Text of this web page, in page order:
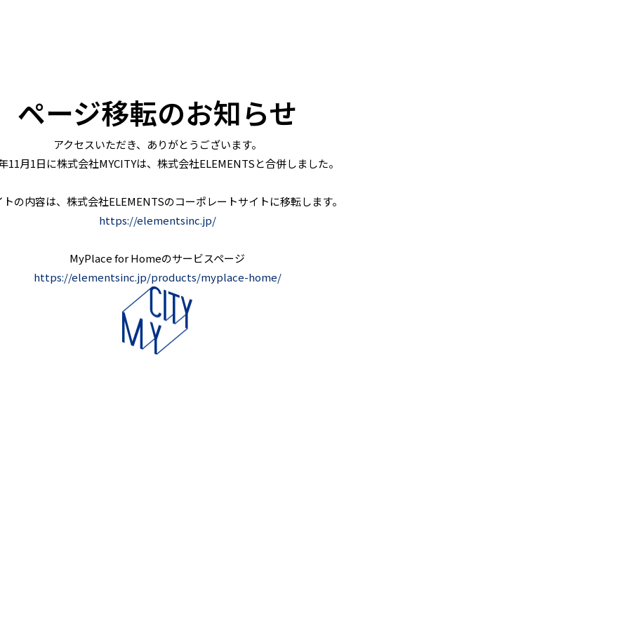
ページ移転のお知らせ
アクセスいただき、ありがとうございます。
11月1日に株式会社MYCITYは、株式会社ELEMENTSと合併しました。
の内容は、株式会社ELEMENTSのコーポレートサイトに移転します。
https://elementsinc.jp/
MyPlace for Homeのサービスページ
https://elementsinc.jp/products/myplace-home/